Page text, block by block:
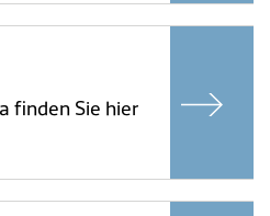
finden Sie hier